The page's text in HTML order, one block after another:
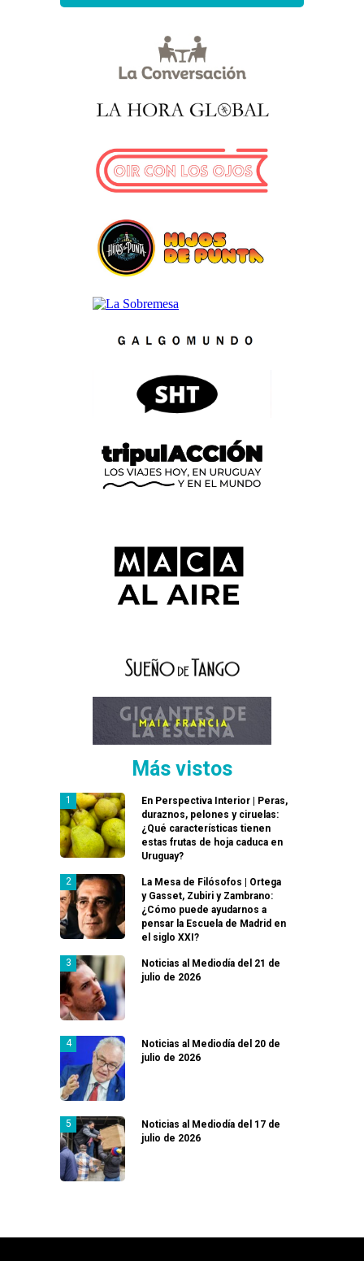
Más vistos
En Perspectiva Interior | Peras,
duraznos, pelones y ciruelas:
¿Qué características tienen
estas frutas de hoja caduca en
Uruguay?
La Mesa de Filósofos | Ortega
y Gasset, Zubiri y Zambrano:
¿Cómo puede ayudarnos a
pensar la Escuela de Madrid en
el siglo XXI?
Noticias al Mediodía del 21 de
julio de 2026
Noticias al Mediodía del 20 de
julio de 2026
Noticias al Mediodía del 17 de
julio de 2026